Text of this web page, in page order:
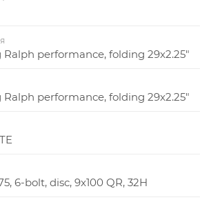
Ralph performance, folding 29x2.25"
Ralph performance, folding 29x2.25"
6-bolt, disc, 9x100 QR, 32H